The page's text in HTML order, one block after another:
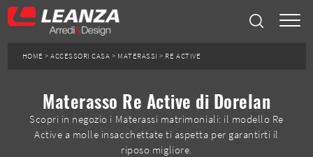
HOME >ACCESSORI CASA > MATERASSI > RE ACTIVE
Materasso Re Active di Dorelan
Scopri in negozio i Materassi matrimoniali: il modello Re
Active a molle insacchettate ti aspetta per garantirti il
riposo migliore.